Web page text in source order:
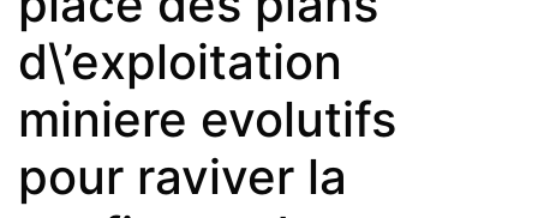
d\’exploitation
miniere evolutifs
pour raviver la